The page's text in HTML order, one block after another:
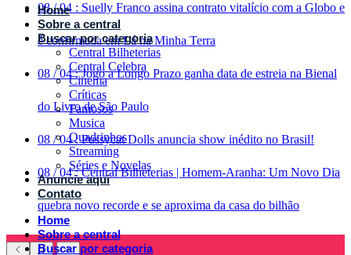
08 / 04 : Suelly Franco assina contrato vitalício com a Globo e
é confirmada em Lá na Minha Terra
08 / 04 : Jogo a Longo Prazo ganha data de estreia na Bienal
do Livro de São Paulo
08 / 04 : Pussycat Dolls anuncia show inédito no Brasil!
08 / 04 : Central Bilheterias | Homem-Aranha: Um Novo Dia
quebra novo recorde e se aproxima da casa do bilhão
Home
Sobre a central
Buscar por categoria
Central Bilheterias
Central Celebra
Cinema
Críticas
Famosos
Musica
Quadrinhos
Streaming
Séries e Novelas
Anuncie aqui
Contato
Home
Sobre a central
Buscar por categoria